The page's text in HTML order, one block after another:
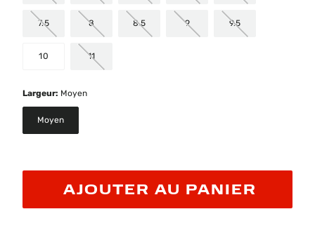
7.5 8 8.5 9 9.5
10 11
Largeur: Moyen
Moyen
AJOUTER AU PANIER